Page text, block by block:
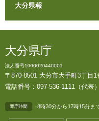
大分県報
大分県庁
法人番号1000020440001
〒870-8501 大分市大手町3丁目1
電話番号：097-536-1111（代表）
開庁時間 8時30分から17時15分ま